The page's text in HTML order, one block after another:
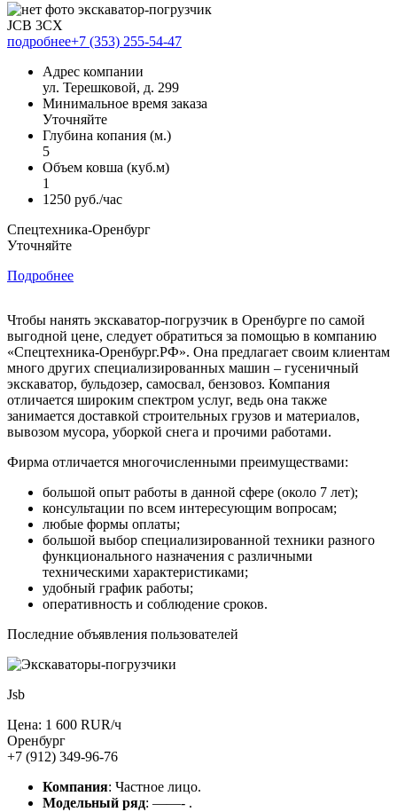
JCB 3CX
подробнее+7 (353) 255-54-47
Адрес компании
ул. Терешковой, д. 299
Минимальное время заказа
Уточняйте
Глубина копания (м.)
5
Объем ковша (куб.м)
1
1250 руб./час
Спецтехника-Оренбург
Уточняйте
Подробнее
Чтобы нанять экскаватор-погрузчик в Оренбурге по самой
выгодной цене, следует обратиться за помощью в компанию
«Спецтехника-Оренбург.РФ». Она предлагает своим клиентам
много других специализированных машин – гусеничный
экскаватор, бульдозер, самосвал, бензовоз. Компания
отличается широким спектром услуг, ведь она также
занимается доставкой строительных грузов и материалов,
вывозом мусора, уборкой снега и прочими работами.
Фирма отличается многочисленными преимуществами:
большой опыт работы в данной сфере (около 7 лет);
консультации по всем интересующим вопросам;
любые формы оплаты;
большой выбор специализированной техники разного
функционального назначения с различными
техническими характеристиками;
удобный график работы;
оперативность и соблюдение сроков.
Последние объявления пользователей
Jsb
Цена: 1 600 RUR/ч
Оренбург
+7 (912) 349-96-76
Компания: Частное лицо.
Модельный ряд: ——- .